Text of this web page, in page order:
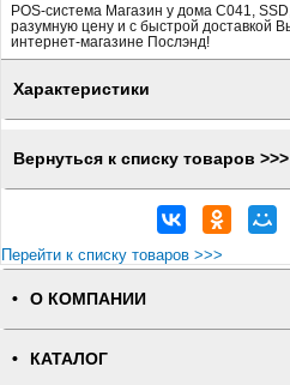
POS-система Магазин у дома С041,
разумную цену и с быстрой доставкой
интернет-магазине Послэнд!
Характеристики
Вернуться к списку товаров >>>
Перейти к списку товаров >>>
О КОМПАНИИ
КАТАЛОГ